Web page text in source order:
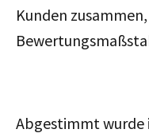
Kunden
Abgestimmt wurde